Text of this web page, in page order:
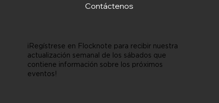
Contáctenos
¡Regístrese en Flocknote para recibir nuestra
actualización semanal de los sábados que
contiene información sobre los próximos
eventos!